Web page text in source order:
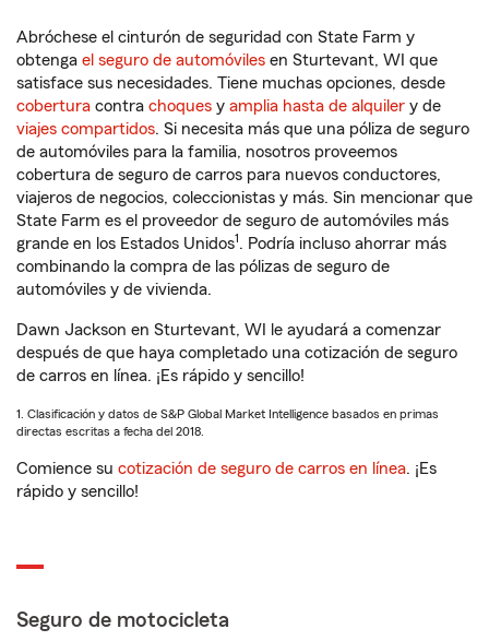
Abróchese el cinturón de seguridad con State Farm y
obtenga el seguro de automóviles en Sturtevant, WI que
satisface sus necesidades. Tiene muchas opciones, desde
cobertura contra choques y amplia hasta de alquiler y de
viajes compartidos. Si necesita más que una póliza de seguro
de automóviles para la familia, nosotros proveemos
cobertura de seguro de carros para nuevos conductores,
viajeros de negocios, coleccionistas y más. Sin mencionar que
State Farm es el proveedor de seguro de automóviles más
grande en los Estados Unidos1. Podría incluso ahorrar más
combinando la compra de las pólizas de seguro de
automóviles y de vivienda.
Dawn Jackson en Sturtevant, WI le ayudará a comenzar
después de que haya completado una cotización de seguro
de carros en línea. ¡Es rápido y sencillo!
1. Clasificación y datos de S&P Global Market Intelligence basados en primas
directas escritas a fecha del 2018.
Comience su cotización de seguro de carros en línea. ¡Es
rápido y sencillo!
Seguro de motocicleta